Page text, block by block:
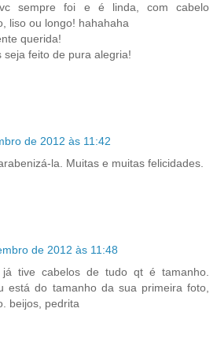
sempre foi e é linda, com cabelo
liso ou longo! hahahaha
querida!
seja feito de pura alegria!
de 2012 às 11:42
la. Muitas e muitas felicidades.
de 2012 às 11:48
já tive cabelos de tudo qt é tamanho.
está do tamanho da sua primeira foto,
beijos, pedrita